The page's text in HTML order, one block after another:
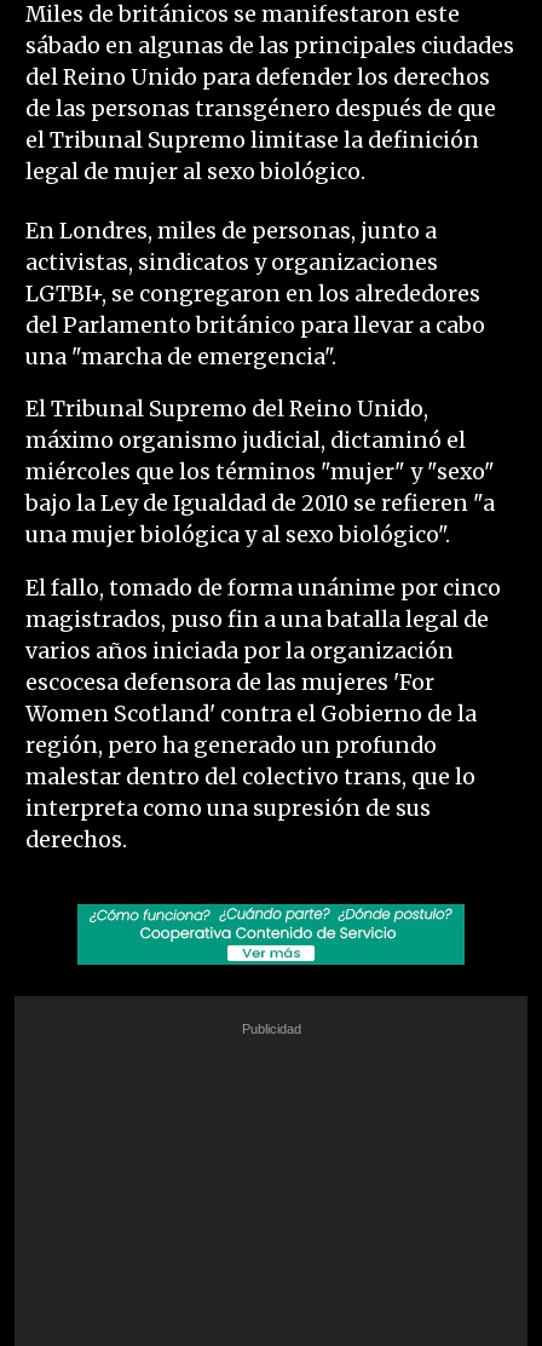
Miles de británicos se manifestaron este
sábado en algunas de las principales ciudades
del Reino Unido para defender los derechos
de las personas transgénero después de que
el Tribunal Supremo limitase la definición
legal de mujer al sexo biológico.
En Londres, miles de personas, junto a
activistas, sindicatos y organizaciones
LGTBI+, se congregaron en los alrededores
del Parlamento británico para llevar a cabo
una "marcha de emergencia".
El Tribunal Supremo del Reino Unido,
máximo organismo judicial, dictaminó el
miércoles que los términos "mujer" y "sexo"
bajo la Ley de Igualdad de 2010 se refieren "a
una mujer biológica y al sexo biológico".
El fallo, tomado de forma unánime por cinco
magistrados, puso fin a una batalla legal de
varios años iniciada por la organización
escocesa defensora de las mujeres 'For
Women Scotland' contra el Gobierno de la
región, pero ha generado un profundo
malestar dentro del colectivo trans, que lo
interpreta como una supresión de sus
derechos.